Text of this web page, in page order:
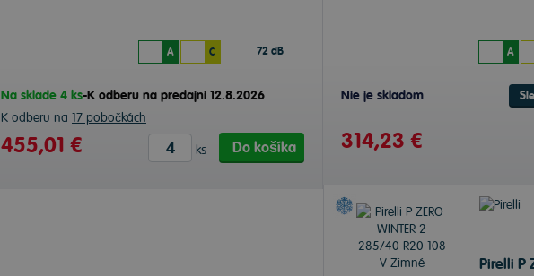
A C 72 dB
Na sklade 4 ks-K odberu na predajni 12.8.2026
K odberu na 17 pobočkách
455,01 € ks Do košíka
A
Nie je skladom
314,23 €
Pirelli P